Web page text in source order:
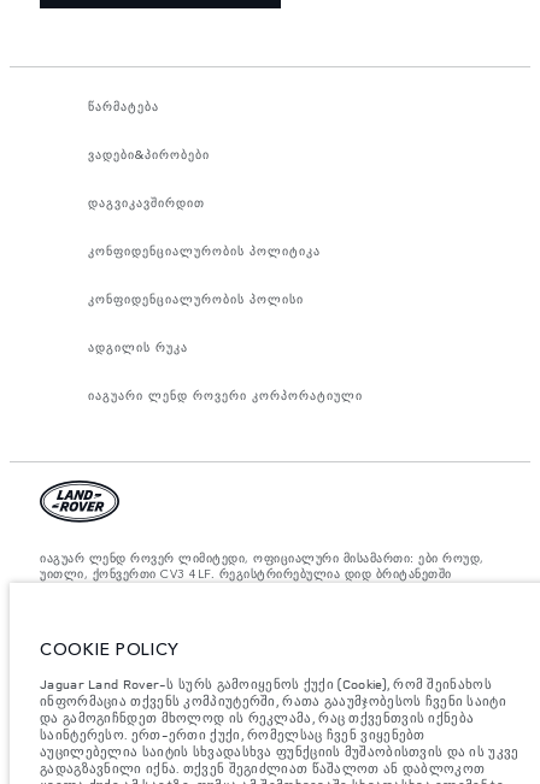
წარმატება
ვადები&პირობები
დაგვიკავშირდით
კონფიდენციალურობის პოლიტიკა
კონფიდენციალურობის პოლისი
ადგილის რუკა
იაგუარი ლენდ როვერი კორპორატიული
იაგუარ ლენდ როვერ ლიმიტედი, ოფიციალური მისამართი: ები როუდ,
უითლი, ქონვერთი CV3 4LF. რეგისტრირებულია დიდ ბრიტანეთში
მითითებულია მხოლოდ შედარებითი მიზნისათვის. ვებ გვერდზე
შესაძლებელია იცვლებოდეს ბაზრის მიხედვით და ცვლილება
აუცილებლად მოხდება შეტყობინების შემდეგ. დეტალური ინფორმაციის
მისაღებად, გთხოვთ, მიმართეთ ადგილობრივ დილერს.
მნიშვნელოვანი ინფორმაცია გამოსახულებისა და სპეციფიკაციის
შესახებ.ნახევარგამტარების გლობალური დეფიციტი ამჟამად გავლენას
ახდენს ავტომობილის კონსტრუქციის სპეციფიკაციებზე, მოდელების
COOKIE POLICY
Jaguar Land Rover-ს სურს გამოიყენოს ქუქი (Cookie), რომ შეინახოს
ინფორმაცია თქვენს კომპიუტერში, რათა გააუმჯობესოს ჩვენი საიტი
და გამოგიჩნდეთ მხოლოდ ის რეკლამა, რაც თქვენთვის იქნება
საინტერესო. ერთ-ერთი ქუქი, რომელსაც ჩვენ ვიყენებთ
აუცილებელია საიტის სხვადასხვა ფუნქციის მუშაობისთვის და ის უკვე
გადაგზავნილი იქნა. თქვენ შეგიძლიათ წაშალოთ ან დაბლოკოთ